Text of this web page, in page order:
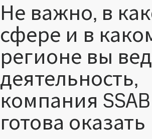
Не важно, в
сфере и в
регионе вы
деятельность,
компания
готова оказать